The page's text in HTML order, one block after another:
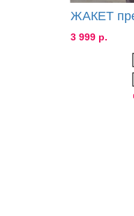
ЖАКЕТ
3 999 р.